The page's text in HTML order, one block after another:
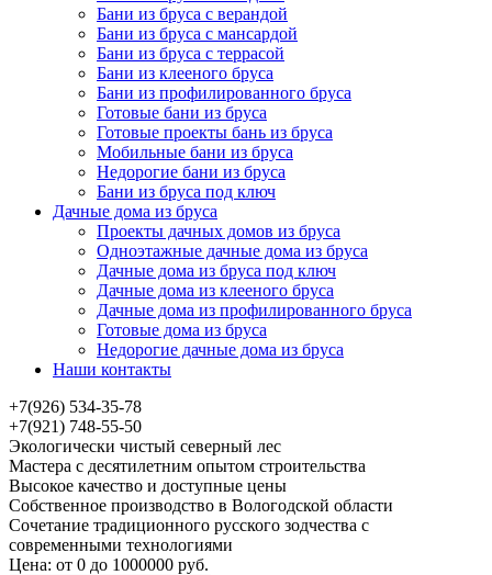
Бани из бруса с верандой
Бани из бруса с мансардой
Бани из бруса с террасой
Бани из клееного бруса
Бани из профилированного бруса
Готовые бани из бруса
Готовые проекты бань из бруса
Мобильные бани из бруса
Недорогие бани из бруса
Бани из бруса под ключ
Дачные дома из бруса
Проекты дачных домов из бруса
Одноэтажные дачные дома из бруса
Дачные дома из бруса под ключ
Дачные дома из клееного бруса
Дачные дома из профилированного бруса
Готовые дома из бруса
Недорогие дачные дома из бруса
Наши контакты
+7(926) 534-35-78
+7(921) 748-55-50
Экологически чистый северный лес
Мастера с десятилетним опытом строительства
Высокое качество и доступные цены
Собственное производство в Вологодской области
Сочетание традиционного русского зодчества с
современными технологиями
Цена: от 0 до 1000000 руб.